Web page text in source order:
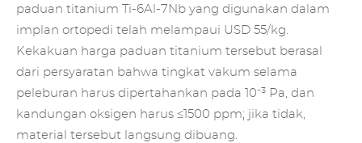
paduan titanium Ti-6Al-7Nb yang digunakan dalam
implan ortopedi telah melampaui USD 55/kg.
Kekakuan harga paduan titanium tersebut berasal
dari persyaratan bahwa tingkat vakum selama
peleburan harus dipertahankan pada 10⁻³ Pa, dan
kandungan oksigen harus ≤1500 ppm; jika tidak,
material tersebut langsung dibuang.